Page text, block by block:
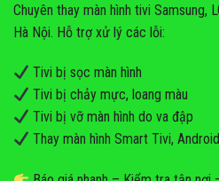
Chuyên thay màn hình tivi Samsung,
Hà Nội. Hỗ trợ xử lý các lỗi:
Tivi bị sọc màn hình
Tivi bị chảy mực, loang màu
Tivi bị vỡ màn hình do va đập
Thay màn hình Smart Tivi,